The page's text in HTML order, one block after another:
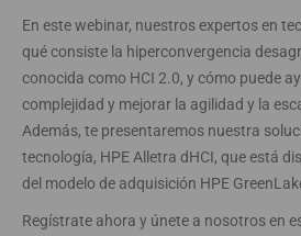
En este webinar, nuestros expertos en
qué consiste la hiperconvergencia
conocida como HCI 2.0, y cómo puede
complejidad y mejorar la agilidad y la
Además, te presentaremos nuestra
tecnología, HPE Alletra dHCI, que está
del modelo de adquisición HPE
Regístrate ahora y únete a nosotros en